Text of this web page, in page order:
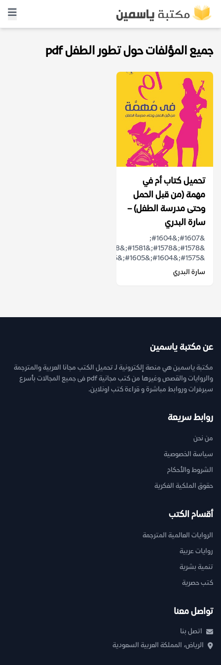
جميع المؤلفات حول تطور الطفل pdf
تحميل كتاب أم في
مهمة (من قبل الحمل
وحتى مدرسة الطفل) –
سارة البدري
&#1607;&#1604;
&#1575;&#1604;&#1605;&#1585;&...
سارة البدري
عن مكتبة ياسمين
مكتبة ياسمين هي منصة إلكترونية لـ تحميل الكتب مجانا العربية والمترجمة
والروايات والقصص وغيرها من كتب مجانية pdf فى جميع المجالات بأسرع
سيرفرات وروابط مباشرة و قراءة كتب اونلاين.
روابط سريعة
من نحن
سياسة الخصوصية
الشروط والأحكام
حقوق الملكية الفكرية
أقسام الكتب
الروايات العالمية المترجمة
روايات عربية
تنمية بشرية
كتب حصرية
تواصل معنا
اتصل بنا
الرياض، المملكة العربية السعودية